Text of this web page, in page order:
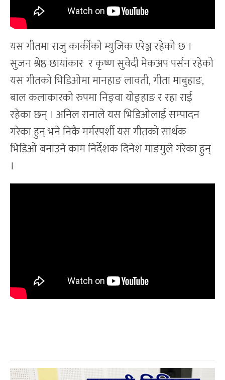
यस गीतमा राजु कार्कीको म्युजिक एरेञ्ज रहेको छ ।
सुजन श्रेष्ठ छायांकार र कृष्ण सुवेदी मेकअप पर्सन रहेको
यस गीतको भिडिओमा मानहाङ लावती, गीता माबुहाङ,
बाल कलाकारको रुपमा निङ्वा योङ्हाङ र रहा राई
रहेका छन् । अनिल रानाले यस भिडिओलाई सम्पादन
गरेका हुन् भने निकै मर्मस्पर्शी यस गीतको सार्थक
भिडिओ बनाउने काम निर्देशक दिनेश माङमुले गरेका हुन्
।